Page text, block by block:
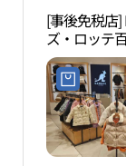
[事後免税店]
ズ・ロッテ
ン（安山）
롯데백화점